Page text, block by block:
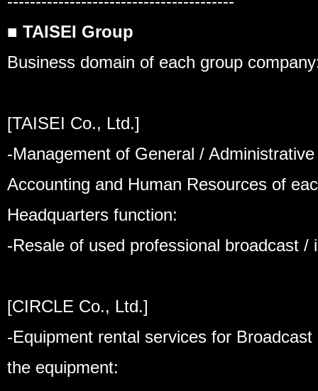
■ TAISEI Group
Business domain of each group
[TAISEI Co., Ltd.]
-Management of General /
Accounting and Human Resources of
Headquarters function:
-Resale of used professional broadcast /
[CIRCLE Co., Ltd.]
-Equipment rental services for
the equipment: